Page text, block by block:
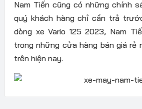
Nam Tiến cũng có những chính
quý khách hàng chỉ cần trả
dòng xe Vario 125 2023, Nam
trong những cửa hàng bán giá
trên hiện nay.